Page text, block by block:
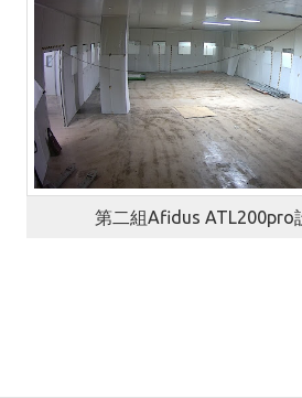
第二組Afidus ATL200pro